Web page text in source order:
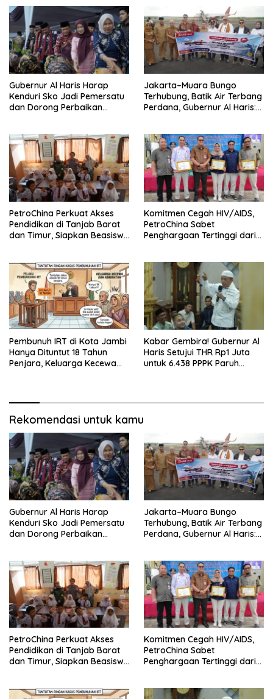
Gubernur Al Haris Harap
Kenduri Sko Jadi Pemersatu
dan Dorong Perbaikan
Jakarta–Muara Bungo
Terhubung, Batik Air Terbang
Perdana, Gubernur Al Haris:
PetroChina Perkuat Akses
Pendidikan di Tanjab Barat
dan Timur, Siapkan Beasiswa
Komitmen Cegah HIV/AIDS,
PetroChina Sabet
Penghargaan Tertinggi dari
Pembunuh IRT di Kota Jambi
Hanya Dituntut 18 Tahun
Penjara, Keluarga Kecewa
Kabar Gembira! Gubernur Al
Haris Setujui THR Rp1 Juta
untuk 6.438 PPPK Paruh
Rekomendasi untuk kamu
Gubernur Al Haris Harap
Kenduri Sko Jadi Pemersatu
dan Dorong Perbaikan
Jakarta–Muara Bungo
Terhubung, Batik Air Terbang
Perdana, Gubernur Al Haris:
PetroChina Perkuat Akses
Pendidikan di Tanjab Barat
dan Timur, Siapkan Beasiswa
Komitmen Cegah HIV/AIDS,
PetroChina Sabet
Penghargaan Tertinggi dari